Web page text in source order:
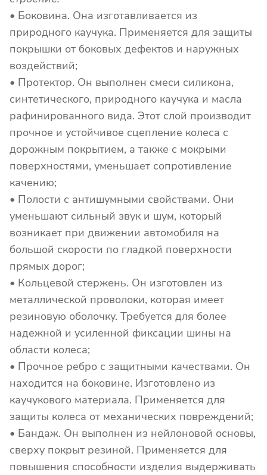
• Боковина. Она изготавливается из
природного каучука. Применяется для защиты
покрышки от боковых дефектов и наружных
воздействий;
• Протектор. Он выполнен смеси силикона,
синтетического, природного каучука и масла
рафинированного вида. Этот слой производит
прочное и устойчивое сцепление колеса с
дорожным покрытием, а также с мокрыми
поверхностями, уменьшает сопротивление
качению;
• Полости с антишумными свойствами. Они
уменьшают сильный звук и шум, который
возникает при движении автомобиля на
большой скорости по гладкой поверхности
прямых дорог;
• Кольцевой стержень. Он изготовлен из
металлической проволоки, которая имеет
резиновую оболочку. Требуется для более
надежной и усиленной фиксации шины на
области колеса;
• Прочное ребро с защитными качествами. Он
находится на боковине. Изготовлено из
каучукового материала. Применяется для
защиты колеса от механических повреждений;
• Бандаж. Он выполнен из нейлоновой основы,
сверху покрыт резиной. Применяется для
повышения способности изделия выдерживать